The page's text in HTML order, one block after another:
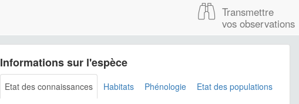
Transmettre
vos observations
Informations sur l'espèce
Etat des connaissances Habitats Phénologie Etat des populations